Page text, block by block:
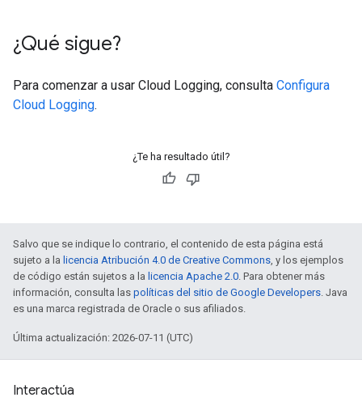
¿Qué sigue?
Para comenzar a usar Cloud Logging, consulta Configura
Cloud Logging.
¿Te ha resultado útil?
Salvo que se indique lo contrario, el contenido de esta página está
sujeto a la licencia Atribución 4.0 de Creative Commons, y los ejemplos
de código están sujetos a la licencia Apache 2.0. Para obtener más
información, consulta las políticas del sitio de Google Developers. Java
es una marca registrada de Oracle o sus afiliados.
Última actualización: 2026-07-11 (UTC)
Interactúa